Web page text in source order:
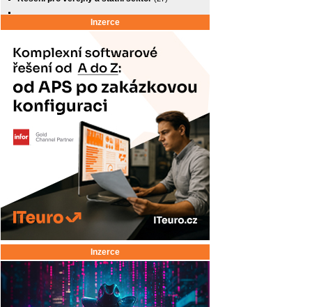
Inzerce
Inzerce